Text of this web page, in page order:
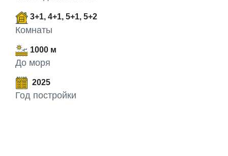
3+1, 4+1, 5+1, 5+2
Комнаты
1000 м
До моря
2025
Год постройки